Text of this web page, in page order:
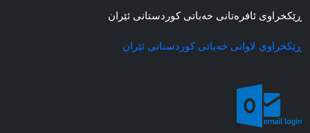
ڕێکخراوی ئافره‌تانی خه‌باتی کوردستانی ئێران
ڕێکخراوی لاوانی خه‌باتی کوردستانی ئێران